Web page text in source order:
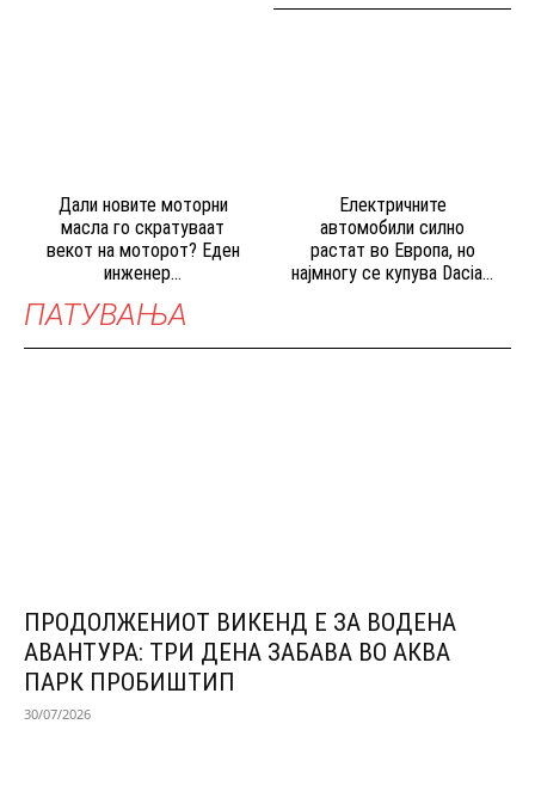
Дали новите моторни
масла го скратуваат
векот на моторот? Еден
инженер...
Електричните
автомобили силно
растат во Европа, но
најмногу се купува Dacia...
ПАТУВАЊА
ПРОДОЛЖЕНИОТ ВИКЕНД Е ЗА ВОДЕНА
АВАНТУРА: ТРИ ДЕНА ЗАБАВА ВО АКВА
ПАРК ПРОБИШТИП
30/07/2026